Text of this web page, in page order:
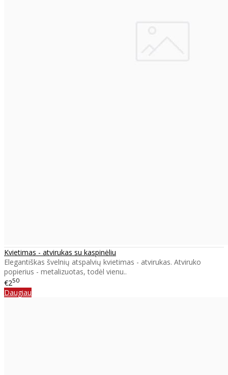
Kvietimas - atvirukas su kaspinėliu
Elegantiškas švelnių atspalvių kvietimas - atvirukas. Atviruko
popierius - metalizuotas, todėl vienu..
€250
Daugiau